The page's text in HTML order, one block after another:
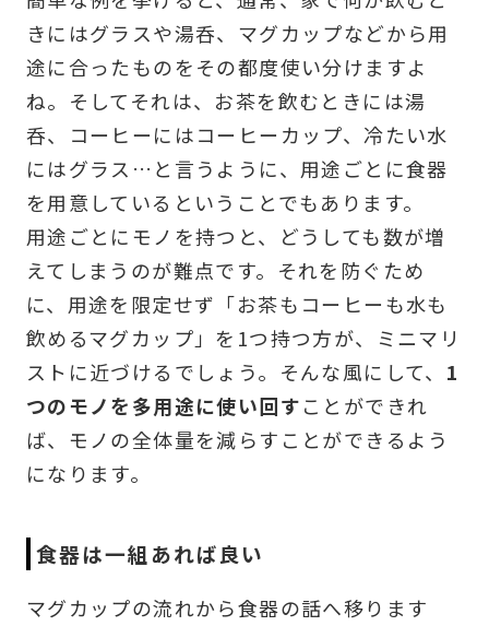
きにはグラスや湯呑、マグカップなどから用
途に合ったものをその都度使い分けますよ
ね。そしてそれは、お茶を飲むときには湯
呑、コーヒーにはコーヒーカップ、冷たい水
にはグラス…と言うように、用途ごとに食器
を用意しているということでもあります。
用途ごとにモノを持つと、どうしても数が増
えてしまうのが難点です。それを防ぐため
に、用途を限定せず「お茶もコーヒーも水も
飲めるマグカップ」を1つ持つ方が、ミニマリ
ストに近づけるでしょう。そんな風にして、 1
つのモノを多用途に使い回すことができれ
ば、モノの全体量を減らすことができるよう
になります。
食器は一組あれば良い
マグカップの流れから食器の話へ移ります